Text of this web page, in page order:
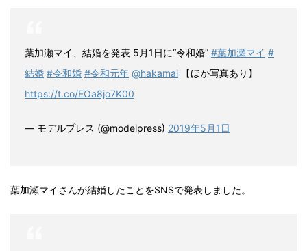
葉加瀬マイ、結婚を発表 5月1日に“令和婚” #葉加瀬マイ #
結婚 #令和婚 #令和元年 @hakamai 【ほか写真あり】
https://t.co/EOa8jo7K00
— モデルプレス (@modelpress) 2019年5月1日
葉加瀬マイさんが結婚したことをSNSで発表しました。